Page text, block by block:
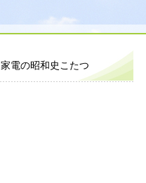
家電の昭和史こたつ